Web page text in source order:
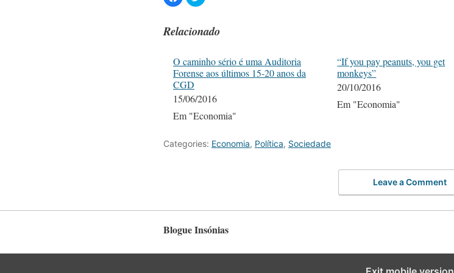
Relacionado
O caminho sério é uma Auditoria
Forense aos últimos 15-20 anos da
CGD
15/06/2016
Em "Economia"
“If you pay peanuts, you get
monkeys”
20/10/2016
Em "Economia"
Categories: Economia, Política, Sociedade
Leave a Comment
Blogue Insónias